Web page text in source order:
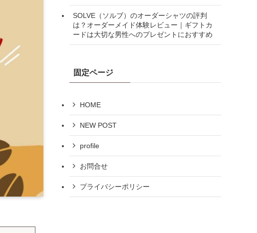
SOLVE（ソルブ）のオーダーシャツの評判
は？オーダーメイド体験レビュー｜ギフトカ
ードは大切な男性へのプレゼントにおすすめ
固定ページ
HOME
NEW POST
profile
お問合せ
プライバシーポリシー